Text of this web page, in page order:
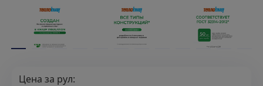
Цена за рул: